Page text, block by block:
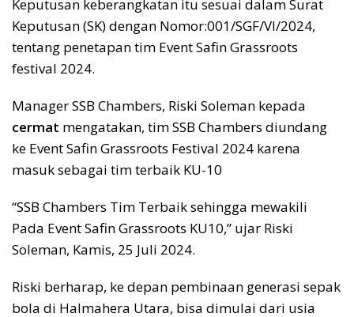
Keputusan keberangkatan itu sesuai dalam Surat
Keputusan (SK) dengan Nomor:001/SGF/VI/2024,
tentang penetapan tim Event Safin Grassroots
festival 2024.
Manager SSB Chambers, Riski Soleman kepada
cermat mengatakan, tim SSB Chambers diundang
ke Event Safin Grassroots Festival 2024 karena
masuk sebagai tim terbaik KU-10
“SSB Chambers Tim Terbaik sehingga mewakili
Pada Event Safin Grassroots KU10,” ujar Riski
Soleman, Kamis, 25 Juli 2024.
Riski berharap, ke depan pembinaan generasi sepak
bola di Halmahera Utara, bisa dimulai dari usia